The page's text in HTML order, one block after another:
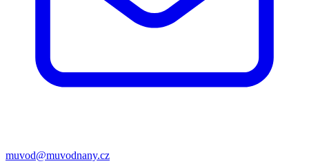
muvod@muvodnany.cz